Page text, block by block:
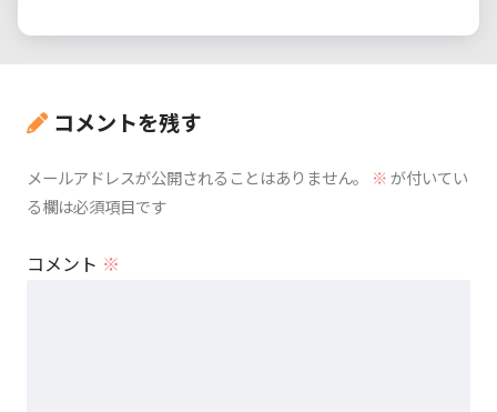
コメントを残す
メールアドレスが公開されることはありません。 ※が付いてい
る欄は必須項目です
コメント ※